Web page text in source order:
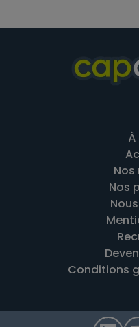
Nos
Conditions